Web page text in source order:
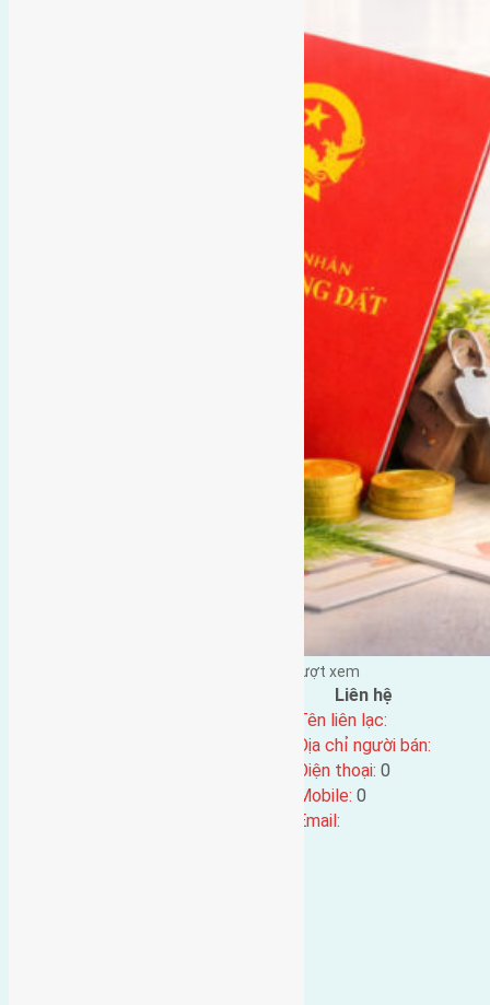
lượt xem
Liên hệ
Tên liên lạc:
Địa chỉ người bán:
Điện thoại: 0
Mobile: 0
Email: